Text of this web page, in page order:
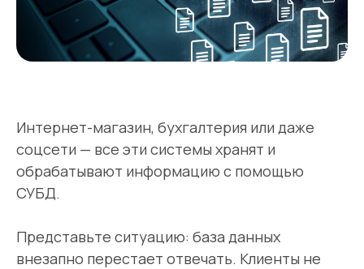
Интернет-магазин, бухгалтерия или даже
соцсети — все эти системы хранят и
обрабатывают информацию с помощью
СУБД.
Представьте ситуацию: база данных
внезапно перестает отвечать. Клиенты не